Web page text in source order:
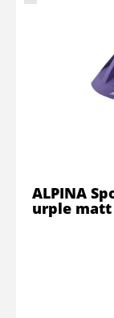
ALPINA
urple matt